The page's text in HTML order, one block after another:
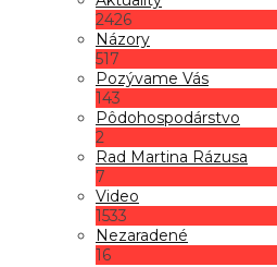
2426
Názory
517
Pozývame Vás
143
Pôdohospodárstvo
2
Rad Martina Rázusa
7
Video
1533
Nezaradené
16